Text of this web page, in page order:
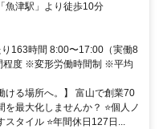
魚津駅」より徒歩10分
163時間 8:00〜17:00（実働8
程度 ※変形労働時間制 ※平均
ける場所へ。】 富山で創業70
最大化しませんか？ ⭐個人ノ
タイル ⭐年間休日127日...